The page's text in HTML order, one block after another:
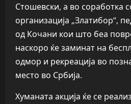
Стошевски, а во соработка
организација „Златибор“,
од Кочани кои што беа
наскоро ќе заминат на
одмор и рекреација во
место во Србија.
Хуманата акција ќе се